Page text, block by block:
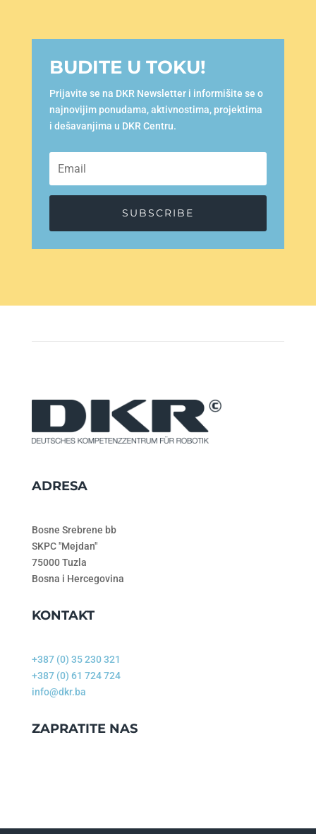
BUDITE U TOKU!
Prijavite se na DKR Newsletter i informišite se o
najnovijim ponudama, aktivnostima, projektima
i dešavanjima u DKR Centru.
SUBSCRIBE
ADRESA
Bosne Srebrene bb
SKPC "Mejdan"
75000 Tuzla
Bosna i Hercegovina
KONTAKT
+387 (0) 35 230 321
+387 (0) 61 724 724
info@dkr.ba
ZAPRATITE NAS